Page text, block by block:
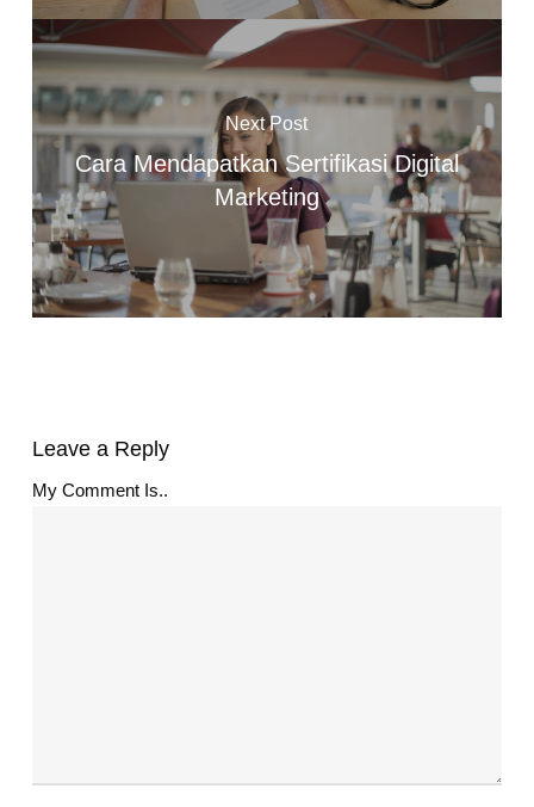
Next Post
Cara Mendapatkan Sertifikasi Digital
Marketing
Leave a Reply
My Comment Is..